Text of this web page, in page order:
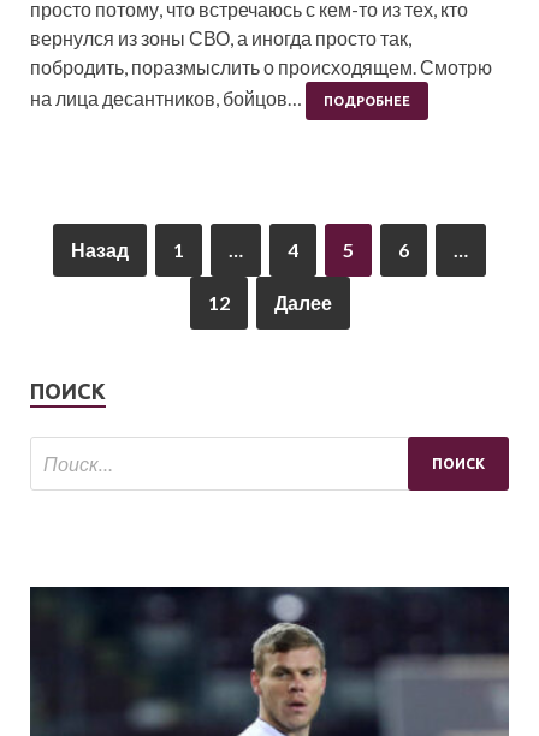
просто потому, что встречаюсь с кем-то из тех, кто
вернулся из зоны СВО, а иногда просто так,
побродить, поразмыслить о происходящем. Смотрю
на лица десантников, бойцов…
ПОДРОБНЕЕ
Назад 1 … 4 5 6 …
12 Далее
ПОИСК